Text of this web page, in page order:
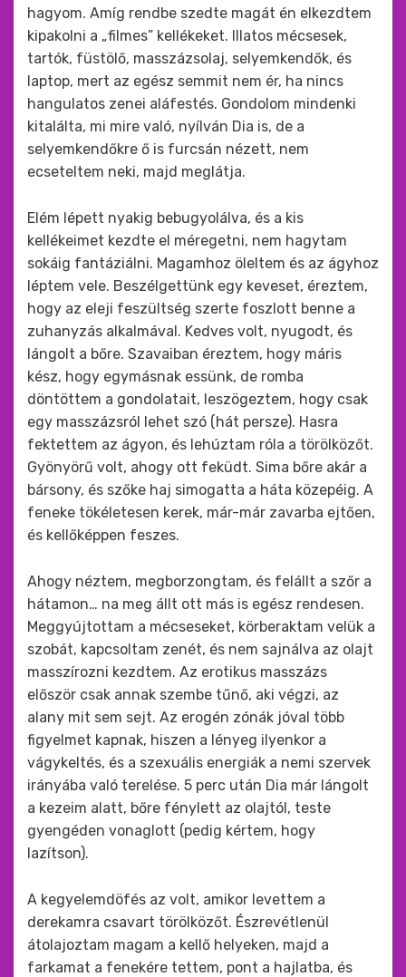
hagyom. Amíg rendbe szedte magát én elkezdtem
kipakolni a „filmes” kellékeket. Illatos mécsesek,
tartók, füstölő, masszázsolaj, selyemkendők, és
laptop, mert az egész semmit nem ér, ha nincs
hangulatos zenei aláfestés. Gondolom mindenki
kitalálta, mi mire való, nyílván Dia is, de a
selyemkendőkre ő is furcsán nézett, nem
ecseteltem neki, majd meglátja.
Elém lépett nyakig bebugyolálva, és a kis
kellékeimet kezdte el méregetni, nem hagytam
sokáig fantáziálni. Magamhoz öleltem és az ágyhoz
léptem vele. Beszélgettünk egy keveset, éreztem,
hogy az eleji feszültség szerte foszlott benne a
zuhanyzás alkalmával. Kedves volt, nyugodt, és
lángolt a bőre. Szavaiban éreztem, hogy máris
kész, hogy egymásnak essünk, de romba
döntöttem a gondolatait, leszögeztem, hogy csak
egy masszázsról lehet szó (hát persze). Hasra
fektettem az ágyon, és lehúztam róla a törölközőt.
Gyönyörű volt, ahogy ott feküdt. Sima bőre akár a
bársony, és szőke haj simogatta a háta közepéig. A
feneke tökéletesen kerek, már-már zavarba ejtően,
és kellőképpen feszes.
Ahogy néztem, megborzongtam, és felállt a szőr a
hátamon… na meg állt ott más is egész rendesen.
Meggyújtottam a mécseseket, körberaktam velük a
szobát, kapcsoltam zenét, és nem sajnálva az olajt
masszírozni kezdtem. Az erotikus masszázs
először csak annak szembe tűnő, aki végzi, az
alany mit sem sejt. Az erogén zónák jóval több
figyelmet kapnak, hiszen a lényeg ilyenkor a
vágykeltés, és a szexuális energiák a nemi szervek
irányába való terelése. 5 perc után Dia már lángolt
a kezeim alatt, bőre fénylett az olajtól, teste
gyengéden vonaglott (pedig kértem, hogy
lazítson).
A kegyelemdöfés az volt, amikor levettem a
derekamra csavart törölközőt. Észrevétlenül
átolajoztam magam a kellő helyeken, majd a
farkamat a fenekére tettem, pont a hajlatba, és